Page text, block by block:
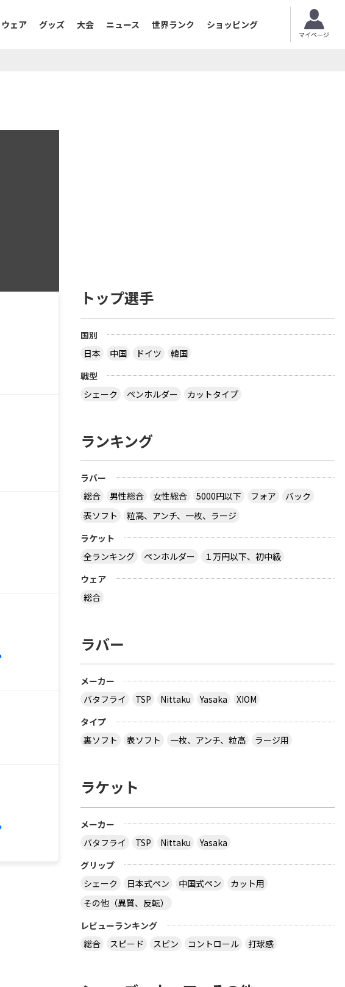
ウェア グッズ 大会 ニュース 世界ランク ショッピング
マイページ
トップ選手
国別
日本
中国 ドイツ
韓国
戦型
シェーク
ペンホルダー カットタイプ
ランキング
ラバー
総合
男性総合 女性総合 5000円以下 フォア
バック
表ソフト
粒高、アンチ、一枚、ラージ
ラケット
全ランキング
ペンホルダー
１万円以下、初中級
ウェア
総合
ラバー
メーカー
バタフライ
TSP Nittaku Yasaka
XIOM
タイプ
裏ソフト
表ソフト 一枚、アンチ、粒高 ラージ用
ラケット
メーカー
バタフライ
TSP Nittaku
Yasaka
グリップ
シェーク
日本式ペン 中国式ペン
カット用
その他（異質、反転）
レビューランキング
総合
スピード スピン コントロール 打球感